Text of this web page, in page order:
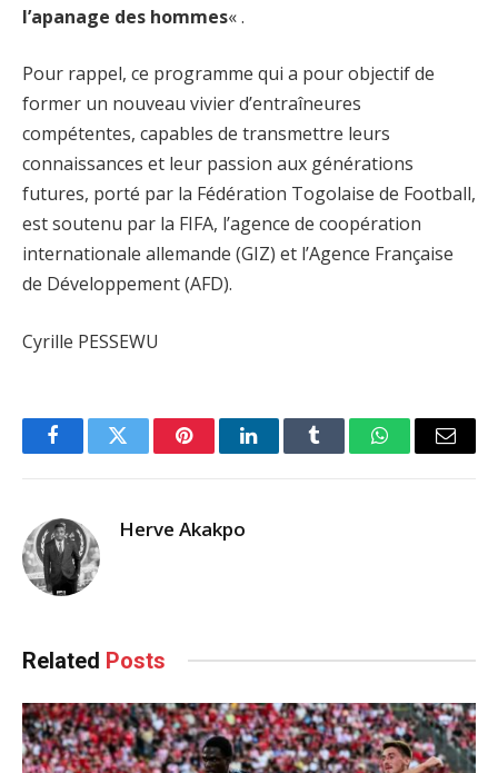
l’apanage des hommes« .
Pour rappel, ce programme qui a pour objectif de
former un nouveau vivier d’entraîneures
compétentes, capables de transmettre leurs
connaissances et leur passion aux générations
futures, porté par la Fédération Togolaise de Football,
est soutenu par la FIFA, l’agence de coopération
internationale allemande (GIZ) et l’Agence Française
de Développement (AFD).
Cyrille PESSEWU
FacebookTwitter PinterestLinkedInTumblr WhatsAppEmail
Herve Akakpo
Related Posts